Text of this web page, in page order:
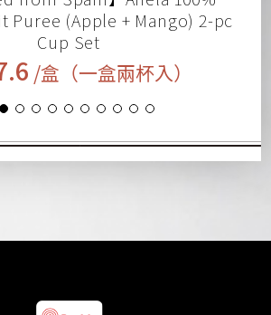
Puree (Apple + Mango) 2-pc
Cup Set
/盒（一盒兩杯入）